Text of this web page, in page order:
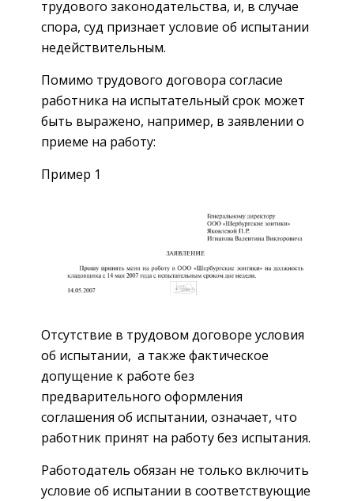
трудового законодательства, и, в случае
спора, суд признает условие об испытании
недействительным.
Помимо трудового договора согласие
работника на испытательный срок может
быть выражено, например, в заявлении о
приеме на работу:
Пример 1
Отсутствие в трудовом договоре условия
об испытании, а также фактическое
допущение к работе без
предварительного оформления
соглашения об испытании, означает, что
работник принят на работу без испытания.
Работодатель обязан не только включить
условие об испытании в соответствующие